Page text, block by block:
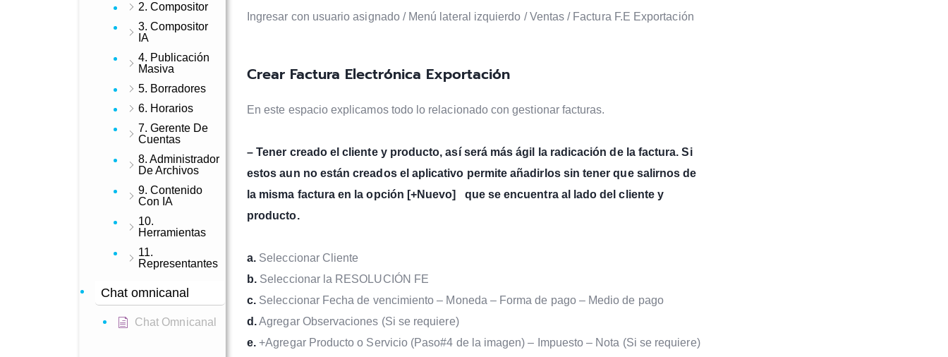
2. Compositor
3. Compositor
IA
4. Publicación
Masiva
5. Borradores
6. Horarios
7. Gerente De
Cuentas
8. Administrador
De Archivos
9. Contenido
Con IA
10.
Herramientas
11.
Representantes
Chat omnicanal
Chat Omnicanal
Ingresar con usuario asignado / Menú lateral izquierdo / Ventas / Factura F.E Exportación
Crear Factura Electrónica Exportación
En este espacio explicamos todo lo relacionado con gestionar facturas.
– Tener creado el cliente y producto, así será más ágil la radicación de la factura. Si
estos aun no están creados el aplicativo permite añadirlos sin tener que salirnos de
la misma factura en la opción [+Nuevo] que se encuentra al lado del cliente y
producto.
a. Seleccionar Cliente
b. Seleccionar la RESOLUCIÓN FE
c. Seleccionar Fecha de vencimiento – Moneda – Forma de pago – Medio de pago
d.Agregar Observaciones (Si se requiere)
e. +Agregar Producto o Servicio (Paso#4 de la imagen) – Impuesto – Nota (Si se requiere)